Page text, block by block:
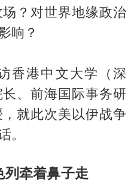
？对世界地缘政治
响？
香港中文大学（深
、前海国际事务研
就此次美以伊战争
。
列牵着鼻子走